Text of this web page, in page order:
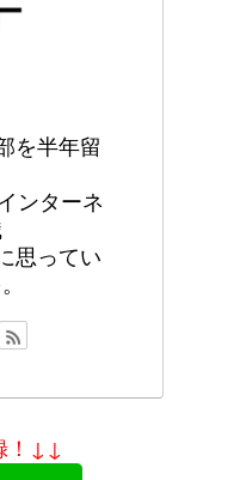
を半年留
ンターネ
思ってい
！↓↓